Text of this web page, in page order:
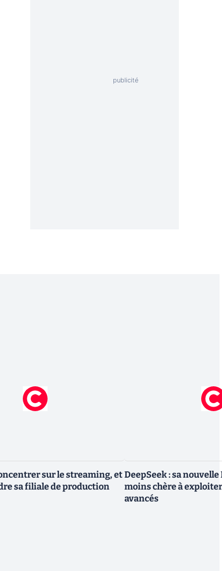
sur le streaming, et
sa filiale de production
DeepSeek : sa
moins chère à
avancés